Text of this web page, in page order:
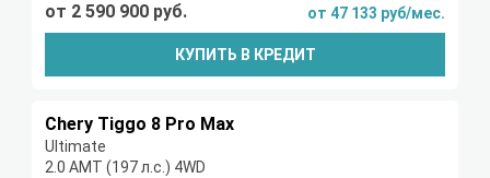
от 2 590 900 руб. от 47 133 руб/мес.
КУПИТЬ В КРЕДИТ
Chery Tiggo 8 Pro Max
Ultimate
2.0 AMT (197 л.с.) 4WD